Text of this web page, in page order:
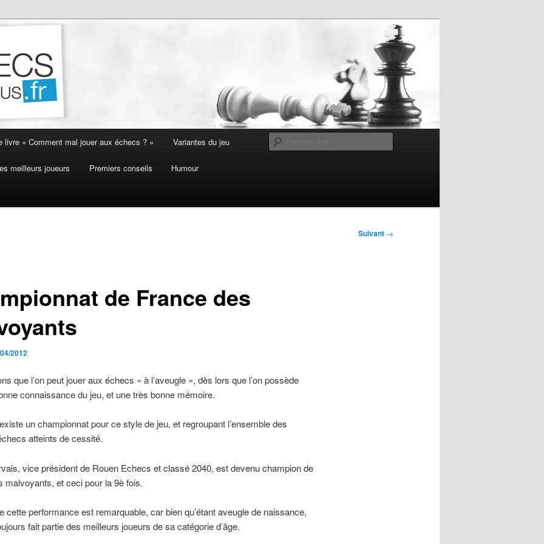
livre « Comment mal jouer aux échecs ? » Variantes du jeu
meilleurs joueurs Premiers conseils Humour
Suivant →
de France des
2012
que l’on peut jouer aux échecs « à l’aveugle », dès lors que l’on possède
connaissance du jeu, et une très bonne mémoire.
un championnat pour ce style de jeu, et regroupant l’ensemble des
atteints de cessité.
vice président de Rouen Echecs et classé 2040, est devenu champion de
malvoyants, et ceci pour la 9è fois.
cette performance est remarquable, car bien qu’étant aveugle de naissance,
fait partie des meilleurs joueurs de sa catégorie d’âge.